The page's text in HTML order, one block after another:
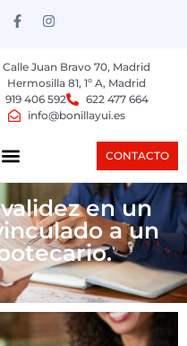
Calle Juan Bravo 70, Madrid
Hermosilla 81, 1º A, Madrid
919 406 592
622 477 664
info@bonillayui.es
CONTACTO
en un
a un